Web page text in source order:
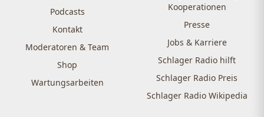
Podcasts
Kontakt
Moderatoren & Team
Shop
Wartungsarbeiten
Kooperationen
Presse
Jobs & Karriere
Schlager Radio hilft
Schlager Radio Preis
Schlager Radio Wikipedia